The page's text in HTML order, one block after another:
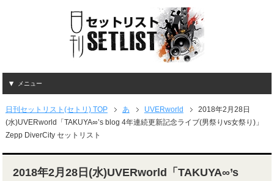
メニュー
日刊セットリスト(セトリ) TOP あ UVERworld
2018年2月28日
(水)UVERworld「TAKUYA∞’s blog 4年連続更新記念ライブ(男祭りvs女祭り)」
Zepp DiverCity セットリスト
2018年2月28日(水)UVERworld「TAKUYA∞’s